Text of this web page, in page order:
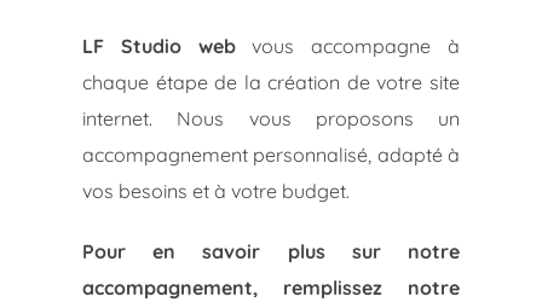
LF Studio webvous accompagne à
chaque étape de la création de votre site
internet. Nous vous proposons un
accompagnement personnalisé, adapté à
vos besoins et à votre budget.
Pour en savoir plus sur notre
accompagnement, remplissez notre